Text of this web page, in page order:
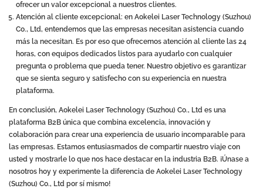
ofrecer un valor excepcional a nuestros clientes.
Atención al cliente excepcional: en Aokelei Laser Technology (Suzhou)
Co., Ltd, entendemos que las empresas necesitan asistencia cuando
más la necesitan. Es por eso que ofrecemos atención al cliente las 24
horas, con equipos dedicados listos para ayudarlo con cualquier
pregunta o problema que pueda tener. Nuestro objetivo es garantizar
que se sienta seguro y satisfecho con su experiencia en nuestra
plataforma.
En conclusión, Aokelei Laser Technology (Suzhou) Co., Ltd es una
plataforma B2B única que combina excelencia, innovación y
colaboración para crear una experiencia de usuario incomparable para
las empresas. Estamos entusiasmados de compartir nuestro viaje con
usted y mostrarle lo que nos hace destacar en la industria B2B. ¡Únase a
nosotros hoy y experimente la diferencia de Aokelei Laser Technology
(Suzhou) Co., Ltd por sí mismo!